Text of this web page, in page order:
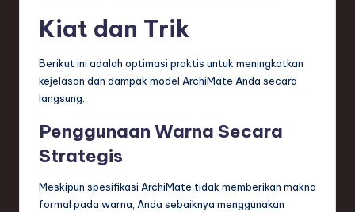
Kiat dan Trik
Berikut ini adalah optimasi praktis untuk meningkatkan
kejelasan dan dampak model ArchiMate Anda secara
langsung.
Penggunaan Warna Secara
Strategis
Meskipun spesifikasi ArchiMate tidak memberikan makna
formal pada warna, Anda sebaiknya menggunakan